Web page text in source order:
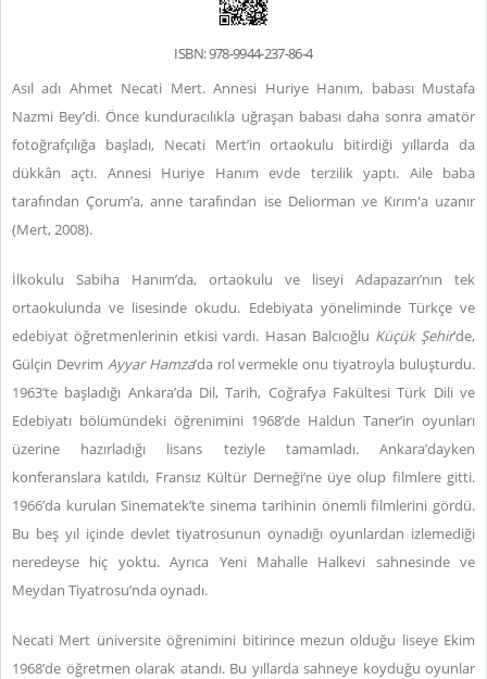
ISBN: 978-9944-237-86-4
Asıl adı Ahmet Necati Mert. Annesi Huriye Hanım, babası Mustafa
Nazmi Bey’di. Önce kunduracılıkla uğraşan babası daha sonra amatör
fotoğrafçılığa başladı, Necati Mert’in ortaokulu bitirdiği yıllarda da
dükkân açtı. Annesi Huriye Hanım evde terzilik yaptı. Aile baba
tarafından Çorum’a, anne tarafından ise Deliorman ve Kırım'a uzanır
(Mert, 2008).
İlkokulu Sabiha Hanım’da, ortaokulu ve liseyi Adapazarı’nın tek
ortaokulunda ve lisesinde okudu. Edebiyata yöneliminde Türkçe ve
edebiyat öğretmenlerinin etkisi vardı. Hasan Balcıoğlu Küçük Şehir’de,
Gülçin Devrim Ayyar Hamza’da rol vermekle onu tiyatroyla buluşturdu.
1963’te başladığı Ankara’da Dil, Tarih, Coğrafya Fakültesi Türk Dili ve
Edebiyatı bölümündeki öğrenimini 1968’de Haldun Taner’in oyunları
üzerine hazırladığı lisans teziyle tamamladı. Ankara’dayken
konferanslara katıldı, Fransız Kültür Derneği’ne üye olup filmlere gitti.
1966’da kurulan Sinematek’te sinema tarihinin önemli filmlerini gördü.
Bu beş yıl içinde devlet tiyatrosunun oynadığı oyunlardan izlemediği
neredeyse hiç yoktu. Ayrıca Yeni Mahalle Halkevi sahnesinde ve
Meydan Tiyatrosu’nda oynadı.
Necati Mert üniversite öğrenimini bitirince mezun olduğu liseye Ekim
1968’de öğretmen olarak atandı. Bu yıllarda sahneye koyduğu oyunlar